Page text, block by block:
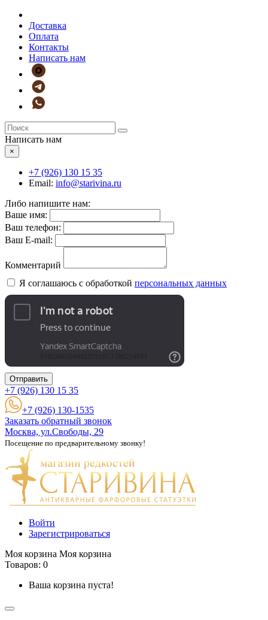
Доставка
Оплата
Контакты
Написать нам
Написать нам
×
+7 (926) 130 15 35
Email: info@starivina.ru
Либо напишите нам:
Ваше имя:
Ваш телефон:
Ваш E-mail:
Комментарий
Я соглашаюсь с обработкой персональных данных
Отправить
+7 (926) 130 15 35
+7 (926) 130-1535
Заказать обратный звонок
Москва, ул.Свободы, 29
Посещение по предварительному звонку!
Войти
Зарегистрироваться
Моя корзина Моя корзина
Товаров: 0
Ваша корзина пуста!